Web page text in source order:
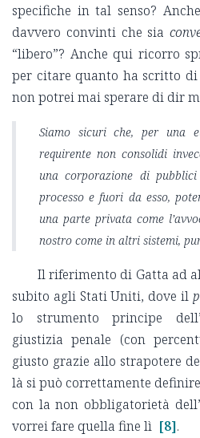
specifiche in tal senso?
davvero convinti che sia
“libero”? Anche qui ricorro
per citare quanto ha scritto di
non potrei mai sperare di dir
Siamo sicuri che, per una
requirente non consolidi
una corporazione di
processo e fuori da esso,
una parte privata come
nostro come in altri sistemi,
Il riferimento di Gatta ad
subito agli Stati Uniti, dove il
lo strumento principe
giustizia penale (con
giusto grazie allo strapotere
là si può correttamente
con la non obbligatorietà
vorrei fare quella fine lì [8].